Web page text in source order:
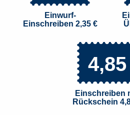
Einwurf-
Einschreiben 2,35 €
4,85
Einschreiben
Rückschein